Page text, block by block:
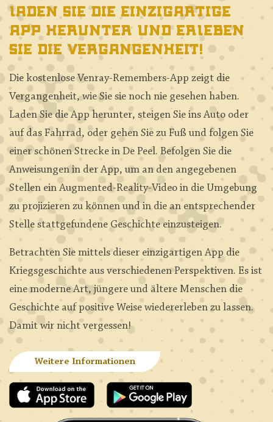
Laden Sie die einzigartige
App herunter und erleben
Sie die Vergangenheit!
Die kostenlose Venray-Remembers-App zeigt die
Vergangenheit, wie Sie sie noch nie gesehen haben.
Laden Sie die App herunter, steigen Sie ins Auto oder
auf das Fahrrad, oder gehen Sie zu Fuß und folgen Sie
einer schönen Strecke in De Peel. Befolgen Sie die
Anweisungen in der App, um an den angegebenen
Stellen ein Augmented-Reality-Video in die Umgebung
zu projizieren zu können und in die an entsprechender
Stelle stattgefundene Geschichte einzusteigen.
Betrachten Sie mittels dieser einzigartigen App die
Kriegsgeschichte aus verschiedenen Perspektiven. Es ist
eine moderne Art, jüngere und ältere Menschen die
Geschichte auf positive Weise wiedererleben zu lassen.
Damit wir nicht vergessen!
Weitere Informationen